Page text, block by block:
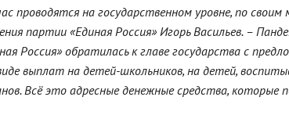
проводятся на государственном уровне, по
партии «Единая Россия» Игорь Васильев. –
Россия» обратилась к главе государства с
выплат на детей-школьников, на детей,
Всё это адресные денежные средства,